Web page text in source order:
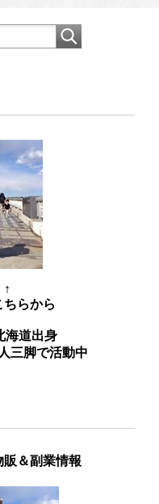
↑
ちらから
海道出身
三脚で活動中
販＆副業情報